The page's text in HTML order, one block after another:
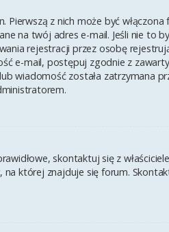
z nich może być włączona
na twój adres e-mail. Jeśli nie to
rejestracji przez osobę
e-mail, postępuj zgodnie z
wiadomość została zatrzymana
skontaktuj się z
której znajduje się forum.